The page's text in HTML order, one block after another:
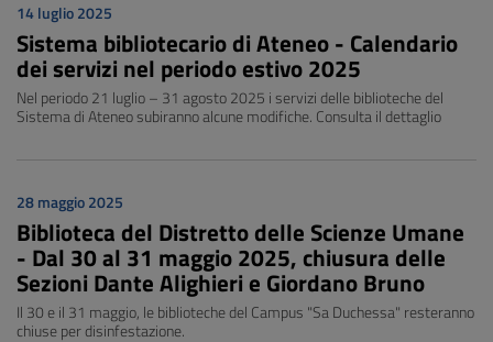
14 luglio 2025
Sistema bibliotecario di Ateneo - Calendario
dei servizi nel periodo estivo 2025
Nel periodo 21 luglio – 31 agosto 2025 i servizi delle biblioteche del
Sistema di Ateneo subiranno alcune modifiche. Consulta il dettaglio
28 maggio 2025
Biblioteca del Distretto delle Scienze Umane
- Dal 30 al 31 maggio 2025, chiusura delle
Sezioni Dante Alighieri e Giordano Bruno
Il 30 e il 31 maggio, le biblioteche del Campus "Sa Duchessa" resteranno
chiuse per disinfestazione.